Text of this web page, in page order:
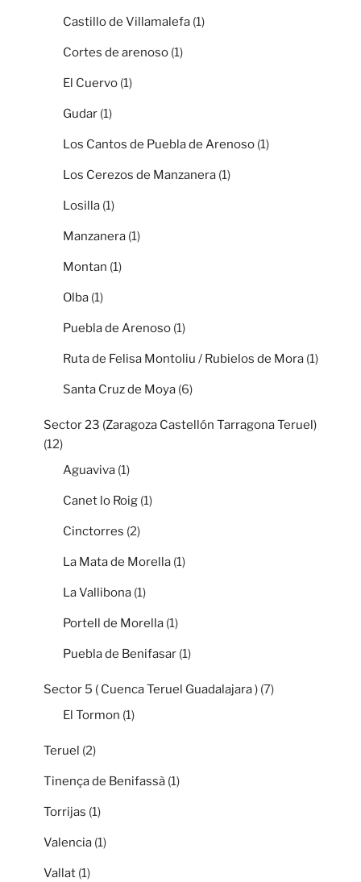
Castillo de Villamalefa (1)
Cortes de arenoso (1)
El Cuervo (1)
Gudar (1)
Los Cantos de Puebla de Arenoso (1)
Los Cerezos de Manzanera (1)
Losilla (1)
Manzanera (1)
Montan (1)
Olba (1)
Puebla de Arenoso (1)
Ruta de Felisa Montoliu / Rubielos de Mora (1)
Santa Cruz de Moya (6)
Sector 23 (Zaragoza Castellón Tarragona Teruel)
(12)
Aguaviva (1)
Canet lo Roig (1)
Cinctorres (2)
La Mata de Morella (1)
La Vallibona (1)
Portell de Morella (1)
Puebla de Benifasar (1)
Sector 5 ( Cuenca Teruel Guadalajara ) (7)
El Tormon (1)
Teruel (2)
Tinença de Benifassà (1)
Torrijas (1)
Valencia (1)
Vallat (1)